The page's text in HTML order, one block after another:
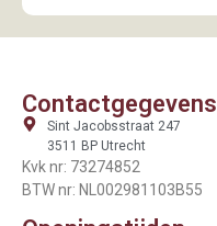
Contactgegevens
Sint Jacobsstraat 247
3511 BP Utrecht
Kvk nr: 73274852
BTW nr: NL002981103B55